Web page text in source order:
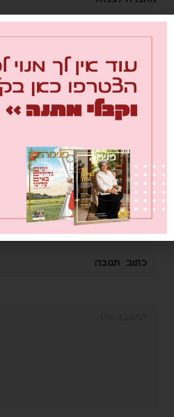
"העבודה האמיתית היא לא
לחפש אחדות מלאכותית, אלא
ללמוד איך לחיות כאן יחד, אחד
ליד השני, עם הוויכוחים"
26/07/2026
0
כתוב תגובה